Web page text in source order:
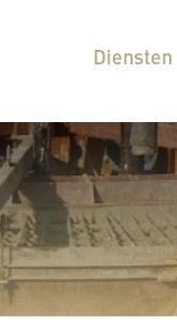
Diensten